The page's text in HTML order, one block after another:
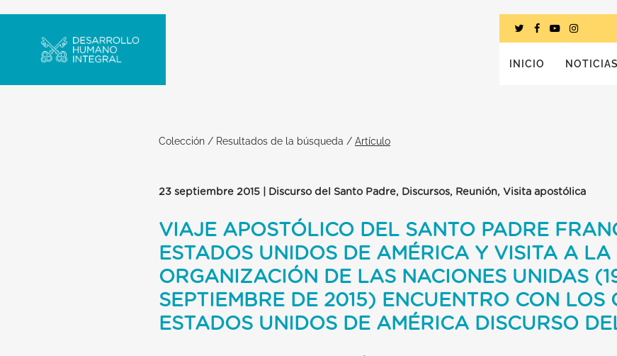
INICIO NOTICIAS
Colección / Resultados de la búsqueda / Artículo
23 septiembre 2015 | Discurso del Santo Padre, Discursos, Reunión, Visita apostólica
VIAJE APOSTÓLICO DEL SANTO PADRE
ESTADOS UNIDOS DE AMÉRICA Y VISITA A LA
ORGANIZACIÓN DE LAS NACIONES UNIDAS
SEPTIEMBRE DE 2015) ENCUENTRO CON LOS
ESTADOS UNIDOS DE AMÉRICA DISCURSO